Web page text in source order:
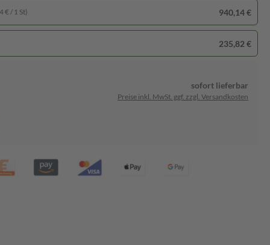
€ / 1 St) 940,14 €
235,82 €
sofort lieferbar
Preise inkl. MwSt. ggf. zzgl. Versandkosten